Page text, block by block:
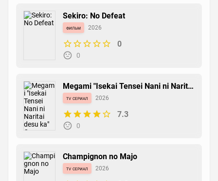
Sekiro: No Defeat
фильм 2026
0
0
Megami "Isekai Tensei Nani ni Naritai
desu ka" Ore "Yuusha no Rokkotsu
de"
tv сериал 2026
7.3
0
Champignon no Majo
tv сериал 2026